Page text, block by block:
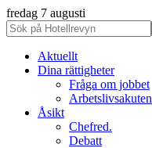
fredag 7 augusti
Aktuellt
Dina rättigheter
Fråga om jobbet
Arbetslivsakuten
Åsikt
Chefred.
Debatt